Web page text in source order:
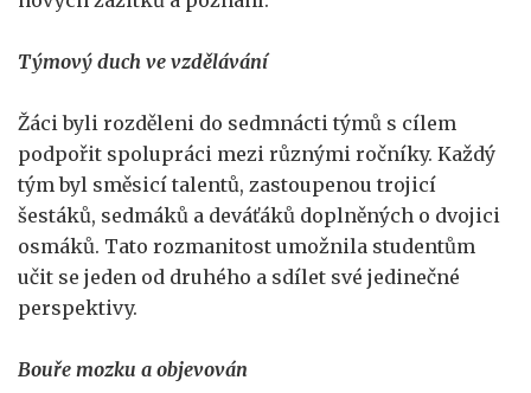
Týmový duch ve vzdělávání
Žáci byli rozděleni do sedmnácti týmů s cílem
podpořit spolupráci mezi různými ročníky. Každý
tým byl směsicí talentů, zastoupenou trojicí
šestáků, sedmáků a deváťáků doplněných o dvojici
osmáků. Tato rozmanitost umožnila studentům
učit se jeden od druhého a sdílet své jedinečné
perspektivy.
Bouře mozku a objevován